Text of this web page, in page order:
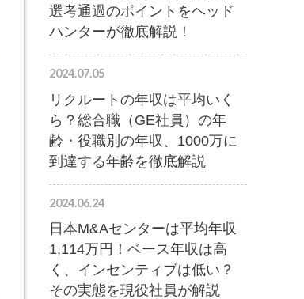
選考通過のポイントをヘッド
ハンターが徹底解説！
2024.07.05
リクルートの年収は平均いく
ら？総合職（GE社員）の年
齢・役職別の年収、1000万に
到達する年齢を徹底解説
2024.06.24
日本M&Aセンターは平均年収
1,114万円！ベース年収は高
く、インセンティブは低い？
その実態を現役社員が解説